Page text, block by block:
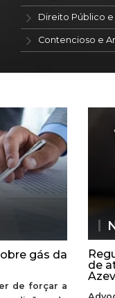
Direito Público
Contencioso e
gás da
de forçar a
de